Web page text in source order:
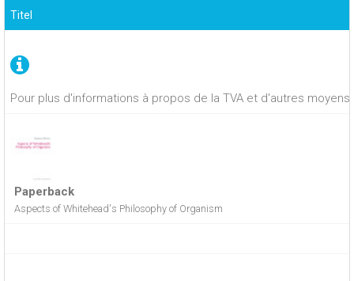
Pour plus d'informations à propos de la TVA et d'autres
Titel
Paperback
Aspects of Whitehead's Philosophy of Organism